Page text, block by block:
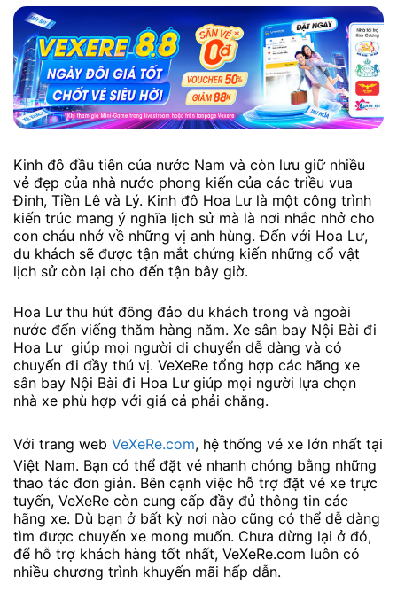
Kinh đô đầu tiên của nước Nam và còn lưu giữ nhiều
vẻ đẹp của nhà nước phong kiến của các triều vua
Đinh, Tiền Lê và Lý. Kinh đô Hoa Lư là một công trình
kiến trúc mang ý nghĩa lịch sử mà là nơi nhắc nhở cho
con cháu nhớ về những vị anh hùng. Đến với Hoa Lư,
du khách sẽ được tận mắt chứng kiến những cổ vật
lịch sử còn lại cho đến tận bây giờ.
Hoa Lư thu hút đông đảo du khách trong và ngoài
nước đến viếng thăm hàng năm. Xe sân bay Nội Bài đi
Hoa Lư giúp mọi người di chuyển dễ dàng và có
chuyến đi đầy thú vị. VeXeRe tổng hợp các hãng xe
sân bay Nội Bài đi Hoa Lư giúp mọi người lựa chọn
nhà xe phù hợp với giá cả phải chăng.
Với trang web VeXeRe.com, hệ thống vé xe lớn nhất tại
Việt Nam. Bạn có thể đặt vé nhanh chóng bằng những
thao tác đơn giản. Bên cạnh việc hỗ trợ đặt vé xe trực
tuyến, VeXeRe còn cung cấp đầy đủ thông tin các
hãng xe. Dù bạn ở bất kỳ nơi nào cũng có thể dễ dàng
tìm được chuyến xe mong muốn. Chưa dừng lại ở đó,
để hỗ trợ khách hàng tốt nhất, VeXeRe.com luôn có
nhiều chương trình khuyến mãi hấp dẫn.